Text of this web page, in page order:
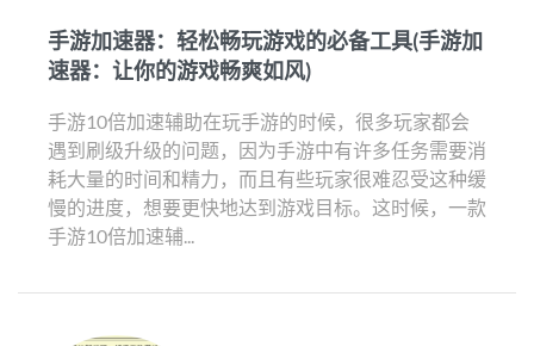
手游加速器：轻松畅玩游戏的必备工具(手游加
速器：让你的游戏畅爽如风)
手游10倍加速辅助在玩手游的时候，很多玩家都会
遇到刷级升级的问题，因为手游中有许多任务需要消
耗大量的时间和精力，而且有些玩家很难忍受这种缓
慢的进度，想要更快地达到游戏目标。这时候，一款
手游10倍加速辅...